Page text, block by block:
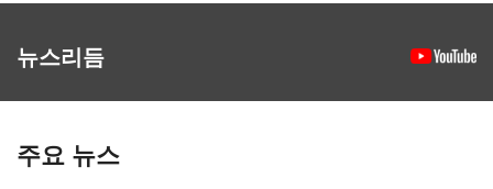
뉴스리듬
주요 뉴스